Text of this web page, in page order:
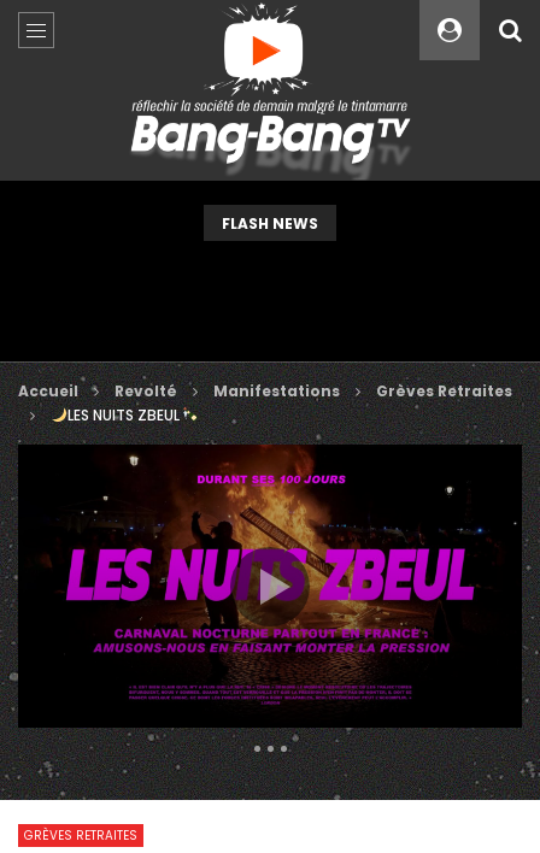
FLASH NEWS
Accueil Revolté Manifestations
Grèves Retraites
LES NUITS ZBEUL
343 Views
125 0
GRÈVES RETRAITES
Custom Amount
VEUILLEZ PATIENTER...